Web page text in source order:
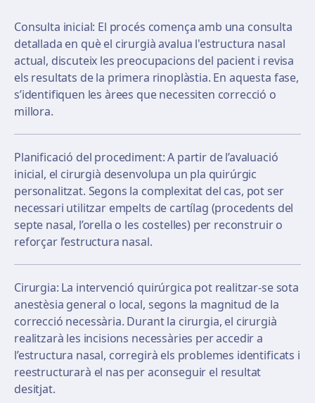
Consulta inicial: El procés comença amb una consulta
detallada en què el cirurgià avalua l'estructura nasal
actual, discuteix les preocupacions del pacient i revisa
els resultats de la primera rinoplàstia. En aquesta fase,
s’identifiquen les àrees que necessiten correcció o
millora.
Planificació del procediment: A partir de l’avaluació
inicial, el cirurgià desenvolupa un pla quirúrgic
personalitzat. Segons la complexitat del cas, pot ser
necessari utilitzar empelts de cartílag (procedents del
septe nasal, l’orella o les costelles) per reconstruir o
reforçar l’estructura nasal.
Cirurgia: La intervenció quirúrgica pot realitzar-se sota
anestèsia general o local, segons la magnitud de la
correcció necessària. Durant la cirurgia, el cirurgià
realitzarà les incisions necessàries per accedir a
l’estructura nasal, corregirà els problemes identificats i
reestructurarà el nas per aconseguir el resultat
desitjat.